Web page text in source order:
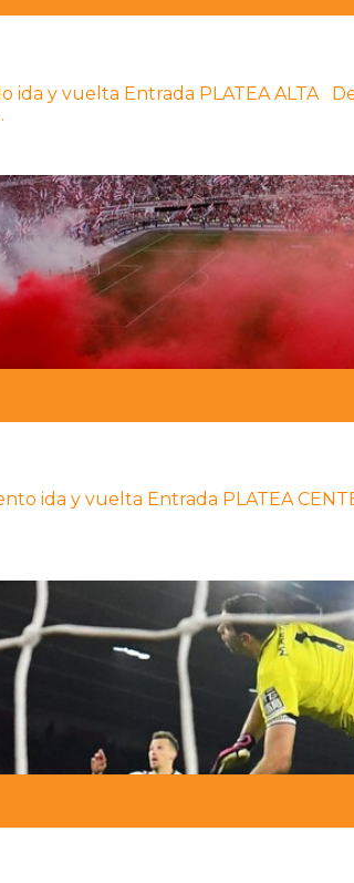
ida y vuelta Entrada PLATEA ALTA
ida y vuelta Entrada PLATEA